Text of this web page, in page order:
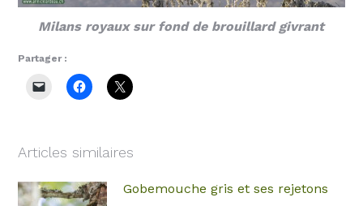
Milans royaux sur fond de brouillard givrant
Partager :
Articles similaires
Gobemouche gris et ses rejetons